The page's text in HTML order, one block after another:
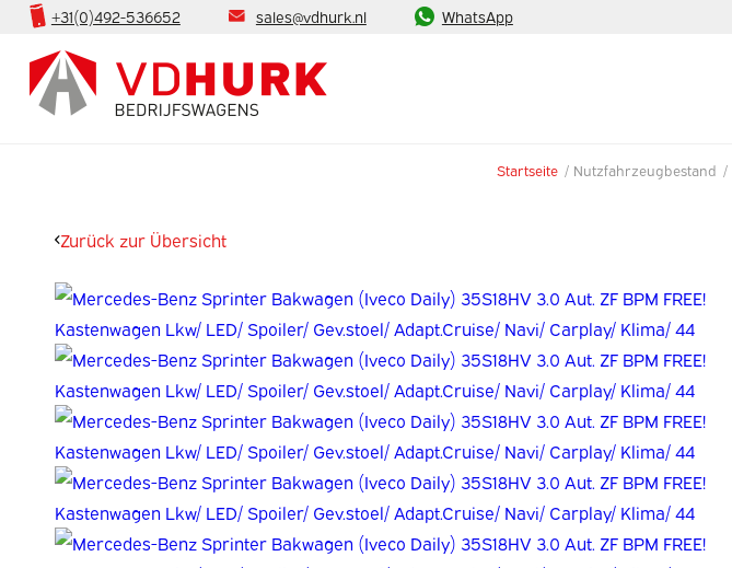
+31(0)492-536652 sales@vdhurk.nl WhatsApp
Startseite / Nutzfahrzeugbestand /
Zurück zur Übersicht